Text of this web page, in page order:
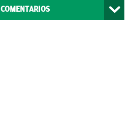
COMENTARIOS